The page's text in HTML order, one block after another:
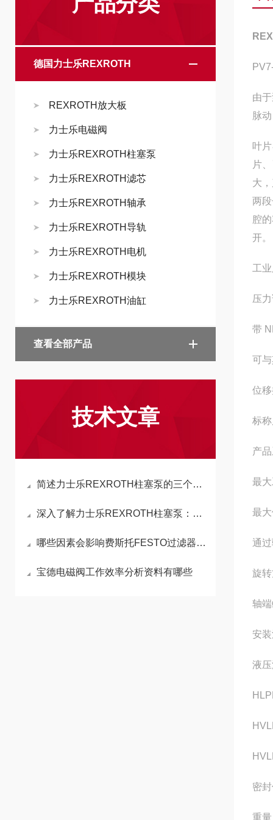
德国力士乐REXROTH
REXROTH放大板
力士乐电磁阀
力士乐REXROTH柱塞泵
力士乐REXROTH滤芯
力士乐REXROTH轴承
力士乐REXROTH导轨
力士乐REXROTH电机
力士乐REXROTH模块
力士乐REXROTH油缸
查看全部产品
技术文章
简述力士乐REXROTH柱塞泵的三个基本结构解析
深入了解力士乐REXROTH柱塞泵：分类、特点及与斜盘泵、曲轴泵的区别
哪些因素会影响费斯托FESTO过滤器滤速？
宝德电磁阀工作效率分析资料有哪些
由
脉
叶
片
大
两
腔
开。
工
压
带
可
位
标称
产
最
最
通
旋
轴端
安
液
密
重